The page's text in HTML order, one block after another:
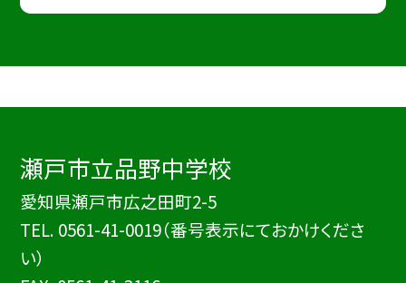
瀬戸市立品野中学校
愛知県瀬戸市広之田町2-5
TEL. 0561-41-0019（番号表示にておかけくださ
い）